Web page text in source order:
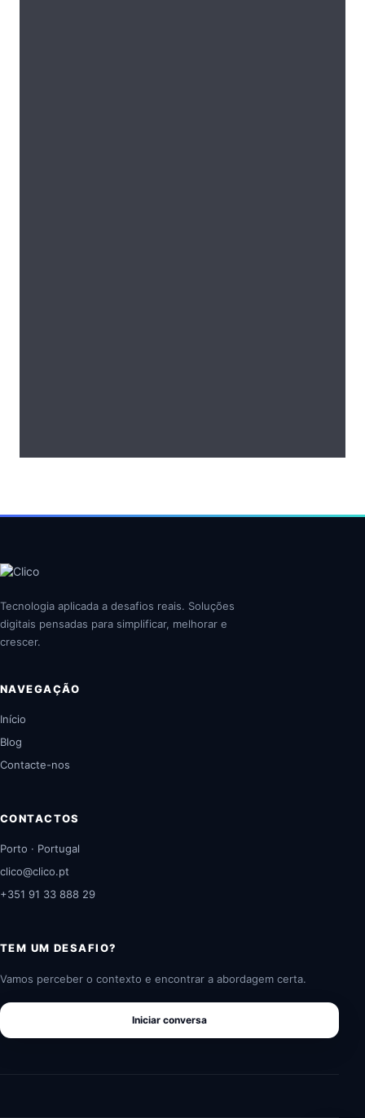
Tecnologia aplicada a desafios reais. Soluções
digitais pensadas para simplificar, melhorar e
crescer.
NAVEGAÇÃO
Início
Blog
Contacte-nos
CONTACTOS
Porto · Portugal
clico@clico.pt
+351 91 33 888 29
TEM UM DESAFIO?
Vamos perceber o contexto e encontrar a abordagem certa.
Iniciar conversa